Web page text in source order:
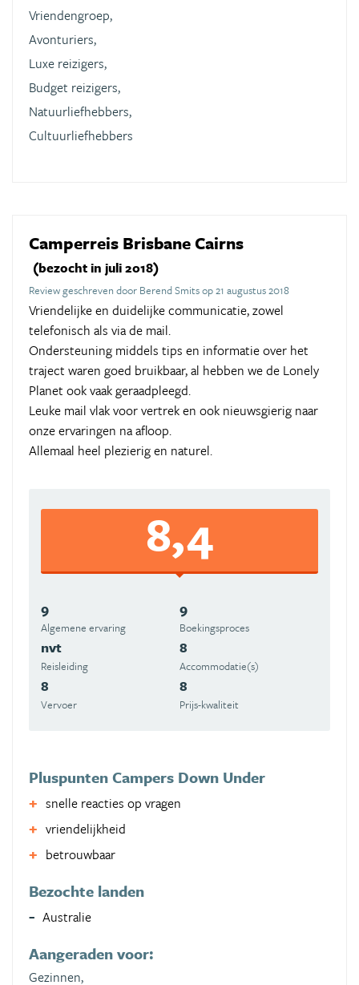
Vriendengroep,
Avonturiers,
Luxe reizigers,
Budget reizigers,
Natuurliefhebbers,
Cultuurliefhebbers
Camperreis Brisbane Cairns
(bezocht in juli 2018)
Review geschreven door Berend Smits op 21 augustus 2018
Vriendelijke en duidelijke communicatie, zowel
telefonisch als via de mail.
Ondersteuning middels tips en informatie over het
traject waren goed bruikbaar, al hebben we de Lonely
Planet ook vaak geraadpleegd.
Leuke mail vlak voor vertrek en ook nieuwsgierig naar
onze ervaringen na afloop.
Allemaal heel plezierig en naturel.
8,4
9
Algemene ervaring
9
Boekingsproces
nvt
Reisleiding
8
Accommodatie(s)
8
Vervoer
8
Prijs-kwaliteit
Pluspunten Campers Down Under
snelle reacties op vragen
vriendelijkheid
betrouwbaar
Bezochte landen
Australie
Aangeraden voor:
Gezinnen,